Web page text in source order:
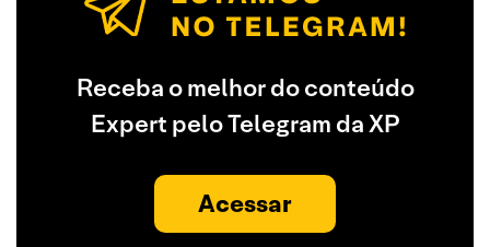
Receba o melhor do conteúdo
Expert pelo Telegram da XP
Acessar